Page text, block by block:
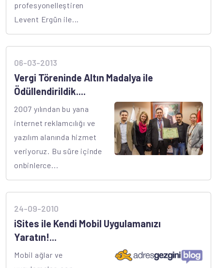
profesyonelleştiren
Levent Ergün ile...
06-03-2013
Vergi Töreninde Altın Madalya ile
Ödüllendirildik....
2007 yılından bu yana
internet reklamcılığı ve
yazılım alanında hizmet
veriyoruz. Bu süre içinde
onbinlerce...
24-09-2010
iSites ile Kendi Mobil Uygulamanızı
Yaratın!...
Mobil ağlar ve